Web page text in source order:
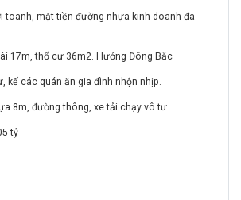
toanh, mặt tiền đường nhựa kinh doanh đa
17m, thổ cư 36m2. Hướng Đông Bắc
kế các quán ăn gia đình nhộn nhịp.
8m, đường thông, xe tải chạy vô tư.
tỷ